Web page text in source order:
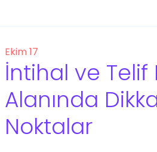
Ekim 17
İntihal ve Telif
Alanında
Noktalar